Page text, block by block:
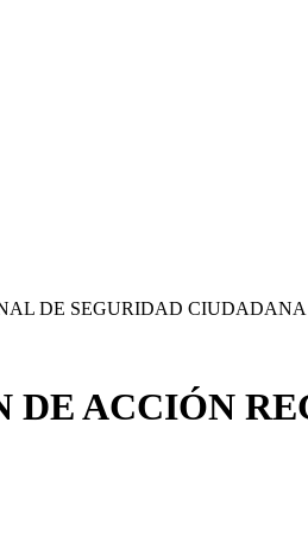
DE SEGURIDAD CIUDADANA
DE ACCIÓN